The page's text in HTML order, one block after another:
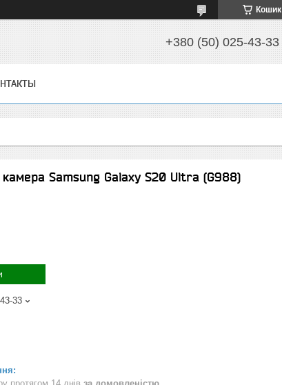
Кошик
+380 (50) 025-43-33
Samsung Galaxy S20 Ultra (G988)
33